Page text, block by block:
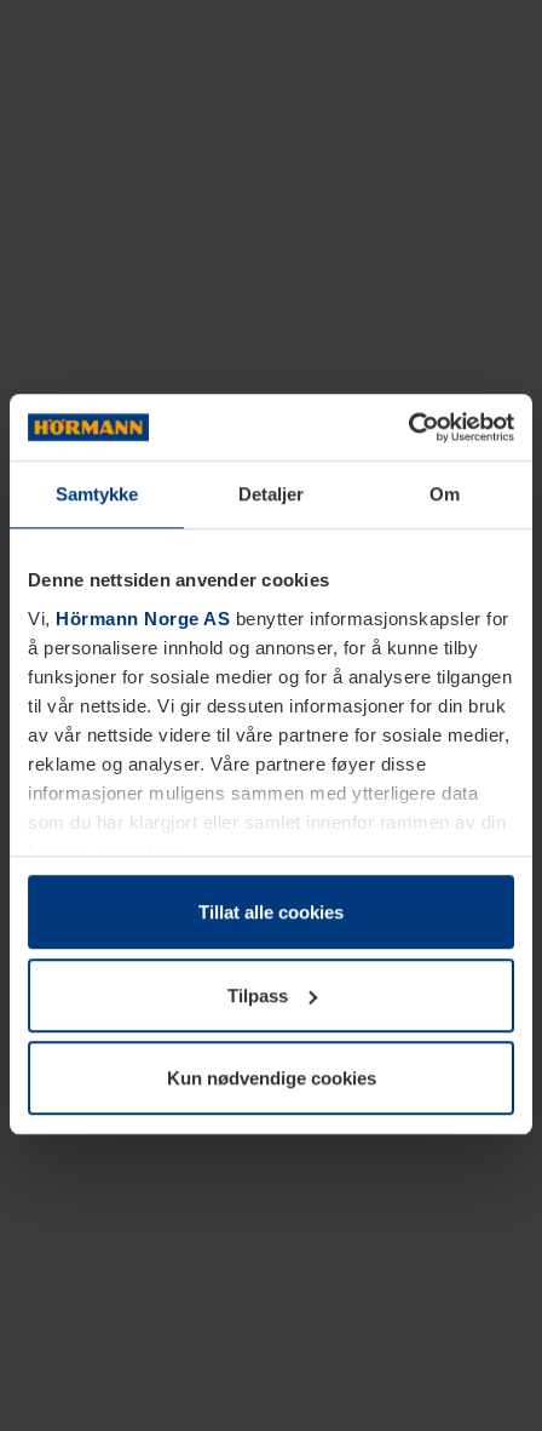
Samtykke Detaljer Om
Denne nettsiden anvender cookies
Vi, Hörmann Norge AS benytter informasjonskapsler for
å personalisere innhold og annonser, for å kunne tilby
funksjoner for sosiale medier og for å analysere tilgangen
til vår nettside. Vi gir dessuten informasjoner for din bruk
av vår nettside videre til våre partnere for sosiale medier,
reklame og analyser. Våre partnere føyer disse
informasjoner muligens sammen med ytterligere data
som du har klargjort eller samlet innenfor rammen av din
bruk av tjenestene.
Etter loven kan vi lagre informasjonskapsler på din
datamaskin, hvis disse er absolutt nødvendig for drift av
trenger vi din tillatelse. Du kan når som helst endre eller
tilbakekalle ditt samtykke i forklaringen av
informasjonskapselen på sidenPersonvernerklæringpå
Tillat alle cookies
Tilpass
Kun nødvendige cookies